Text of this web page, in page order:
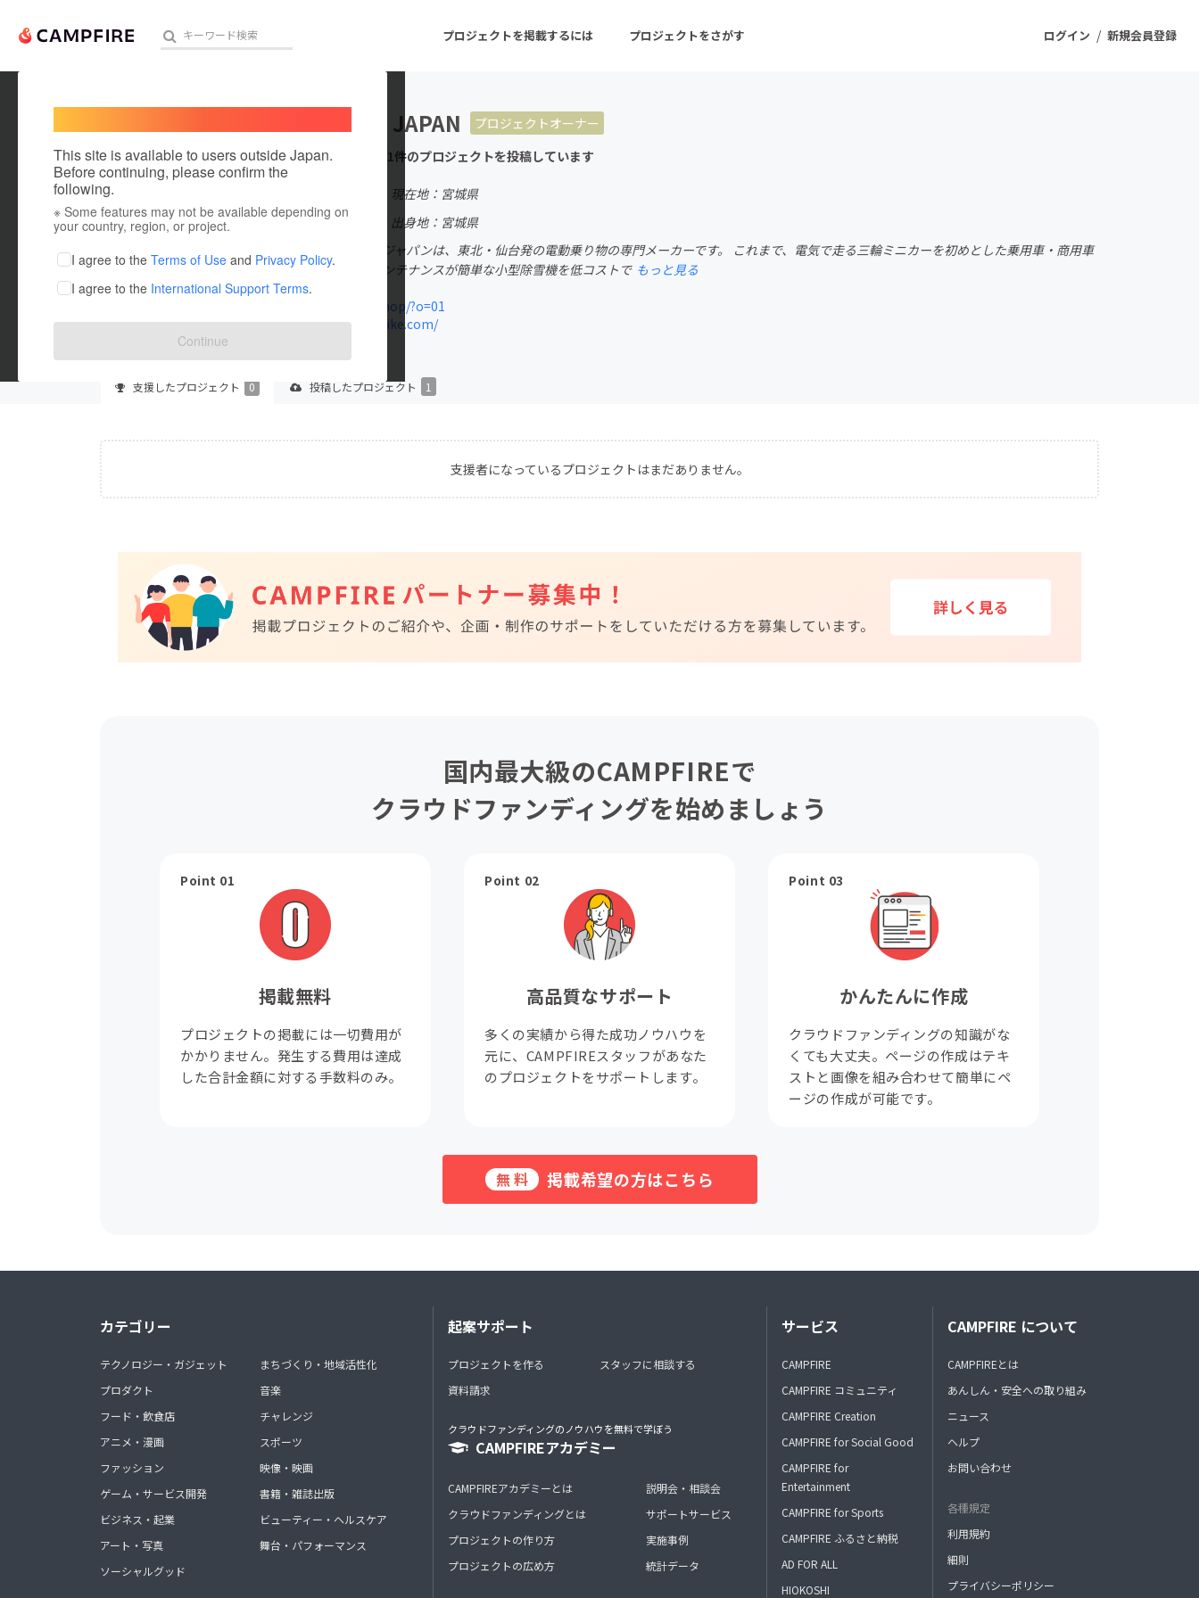
ログイン / 新規会員登録
プロジェクトを掲載するには プロジェクトをさがす
人気のプロジェクト 注目のリターン 注目の新着プロジェクト
アート・写真 音楽
テクノロジー・ガジェット
ゲーム・サービス開発 フード・飲食店
ファッション
映像・映画
ビジネス・起業
チャレンジ
まちづくり・地域活性化
This site is available to users outside Japan.
Before continuing, please confirm the
following.
※ Some features may not be available depending on
your country, region, or project.
I agree to the Terms of Use and Privacy Policy.
I agree to the International Support Terms.
Continue
MOBILE JAPAN
プロジェクトオーナー
これまでに1件のプロジェクトを投稿しています
現在地：宮城県
出身国：日本
出身地：宮城県
弊社モービルジャパンは、東北・仙台発の電動乗り物の専門メーカーです。 これまで、電気で走る三輪ミニカーを初めとした乗用車・商用車
や高性能でメンテナンスが簡単な小型除雪機を低コストで もっと見る
mjtrike.shop/?o=01
www.mjtrike.com/
支援したプロジェクト 0 投稿したプロジェクト 1
支援者になっているプロジェクトはまだありません。
国内最大級のCAMPFIREで
クラウドファンディングを始めましょう
Point 01
掲載無料
プロジェクトの掲載には一切費用が
かかりません。発生する費用は達成
した合計金額に対する手数料のみ。
Point 02
高品質なサポート
多くの実績から得た成功ノウハウを
元に、CAMPFIREスタッフがあなた
のプロジェクトをサポートします。
Point 03
かんたんに作成
クラウドファンディングの知識がな
くても大丈夫。ページの作成はテキ
ストと画像を組み合わせて簡単にペ
ージの作成が可能です。
無料 掲載希望の方はこちら
カテゴリー
テクノロジー・ガジェット
プロダクト
フード・飲食店
アニメ・漫画
ファッション
ゲーム・サービス開発
ビジネス・起業
アート・写真
ソーシャルグッド
まちづくり・地域活性化
音楽
チャレンジ
スポーツ
映像・映画
書籍・雑誌出版
ビューティー・ヘルスケア
舞台・パフォーマンス
起案サポート
プロジェクトを作る
資料請求
スタッフに相談する
クラウドファンディングのノウハウを無料で学ぼう
CAMPFIREアカデミー
CAMPFIREアカデミーとは
クラウドファンディングとは
プロジェクトの作り方
プロジェクトの広め方
説明会・相談会
サポートサービス
実施事例
統計データ
サービス
CAMPFIRE
CAMPFIRE コミュニティ
CAMPFIRE Creation
CAMPFIRE for Social Good
CAMPFIRE for
Entertainment
CAMPFIRE for Sports
CAMPFIRE ふるさと納税
AD FOR ALL
HIOKOSHI
CAMPFIRE について
CAMPFIREとは
あんしん・安全への取り組み
ニュース
ヘルプ
お問い合わせ
各種規定
利用規約
細則
プライバシーポリシー